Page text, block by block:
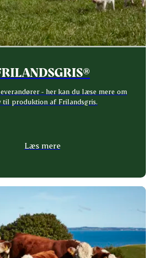
- her kan du læse mere om
til produktion af Frilandsgris.
Læs mere